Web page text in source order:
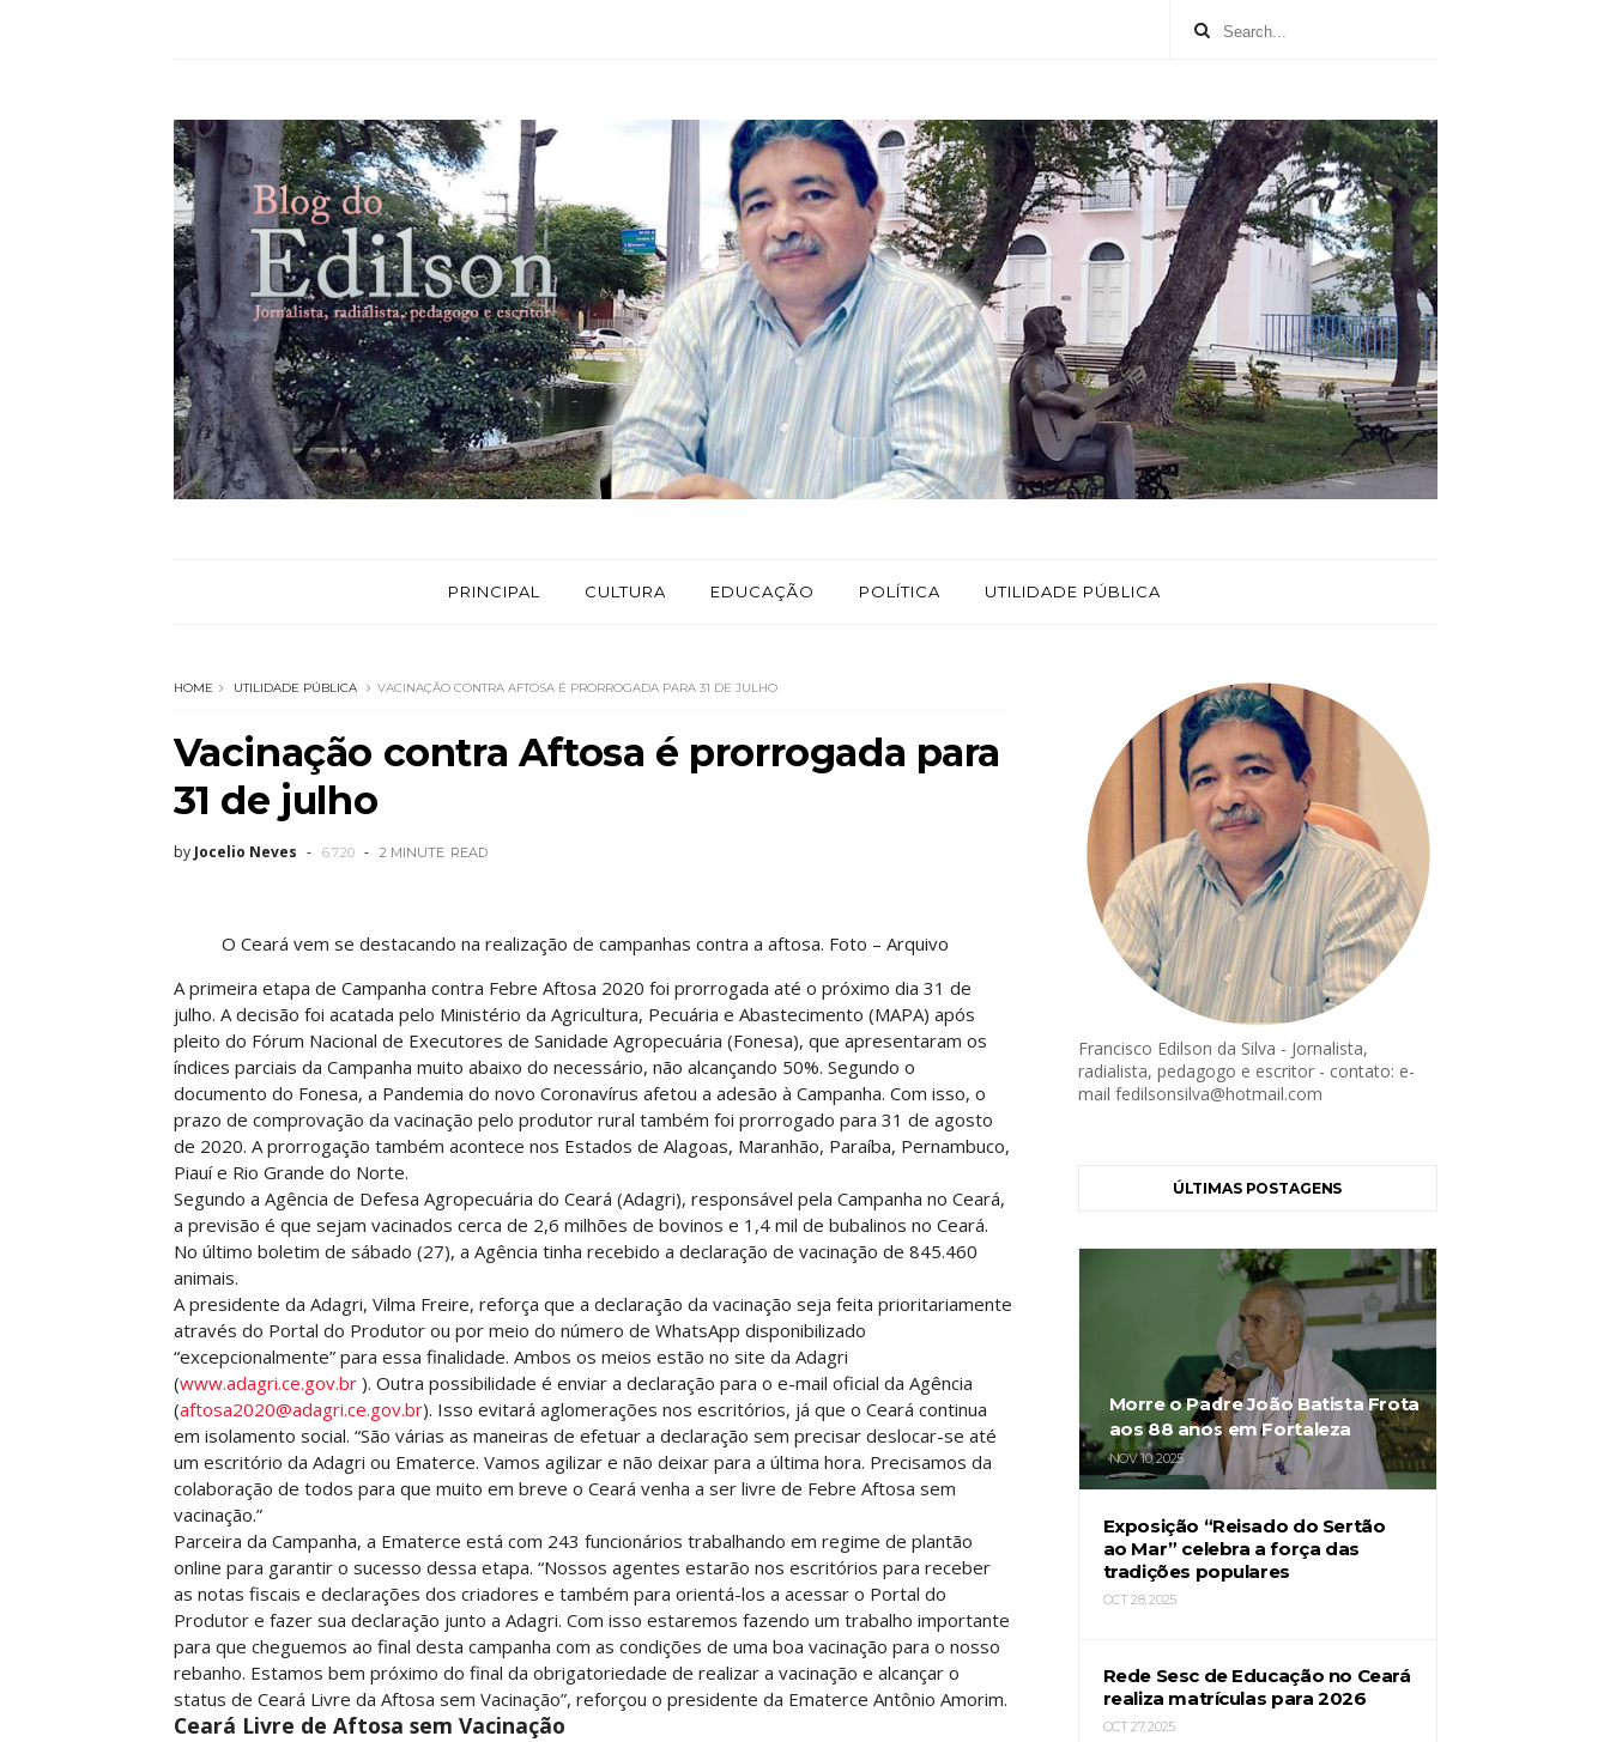
PRINCIPAL CULTURA EDUCAÇÃO POLÍTICA UTILIDADE PÚBLICA
HOME UTILIDADE PÚBLICA VACINAÇÃO CONTRA AFTOSA É PRORROGADA PARA 31 DE JULHO
Vacinação contra Aftosa é prorrogada para
31 de julho
by Jocelio Neves 6.7.20 2 MINUTE READ
O Ceará vem se destacando na realização de campanhas contra a aftosa. Foto – Arquivo
A primeira etapa de Campanha contra Febre Aftosa 2020 foi prorrogada até o próximo dia 31 de
julho. A decisão foi acatada pelo Ministério da Agricultura, Pecuária e Abastecimento (MAPA) após
pleito do Fórum Nacional de Executores de Sanidade Agropecuária (Fonesa), que apresentaram os
índices parciais da Campanha muito abaixo do necessário, não alcançando 50%. Segundo o
documento do Fonesa, a Pandemia do novo Coronavírus afetou a adesão à Campanha. Com isso, o
prazo de comprovação da vacinação pelo produtor rural também foi prorrogado para 31 de agosto
de 2020. A prorrogação também acontece nos Estados de Alagoas, Maranhão, Paraíba, Pernambuco,
Piauí e Rio Grande do Norte.
Segundo a Agência de Defesa Agropecuária do Ceará (Adagri), responsável pela Campanha no Ceará,
a previsão é que sejam vacinados cerca de 2,6 milhões de bovinos e 1,4 mil de bubalinos no Ceará.
No último boletim de sábado (27), a Agência tinha recebido a declaração de vacinação de 845.460
animais.
A presidente da Adagri, Vilma Freire, reforça que a declaração da vacinação seja feita prioritariamente
através do Portal do Produtor ou por meio do número de WhatsApp disponibilizado
“excepcionalmente” para essa finalidade. Ambos os meios estão no site da Adagri
(www.adagri.ce.gov.br). Outra possibilidade é enviar a declaração para o e-mail oficial da Agência
(aftosa2020@adagri.ce.gov.br). Isso evitará aglomerações nos escritórios, já que o Ceará continua
em isolamento social. “São várias as maneiras de efetuar a declaração sem precisar deslocar-se até
um escritório da Adagri ou Ematerce. Vamos agilizar e não deixar para a última hora. Precisamos da
colaboração de todos para que muito em breve o Ceará venha a ser livre de Febre Aftosa sem
vacinação.”
Parceira da Campanha, a Ematerce está com 243 funcionários trabalhando em regime de plantão
online para garantir o sucesso dessa etapa. “Nossos agentes estarão nos escritórios para receber
as notas fiscais e declarações dos criadores e também para orientá-los a acessar o Portal do
Produtor e fazer sua declaração junto a Adagri. Com isso estaremos fazendo um trabalho importante
para que cheguemos ao final desta campanha com as condições de uma boa vacinação para o nosso
rebanho. Estamos bem próximo do final da obrigatoriedade de realizar a vacinação e alcançar o
status de Ceará Livre da Aftosa sem Vacinação”, reforçou o presidente da Ematerce Antônio Amorim.
Ceará Livre de Aftosa sem Vacinação
Francisco Edilson da Silva - Jornalista,
radialista, pedagogo e escritor - contato: e-
mail fedilsonsilva@hotmail.com
ÚLTIMAS POSTAGENS
Morre o Padre João Batista Frota
aos 88 anos em Fortaleza
NOV 10, 2025
Exposição “Reisado do Sertão
ao Mar” celebra a força das
tradições populares
OCT 28, 2025
Rede Sesc de Educação no Ceará
realiza matrículas para 2026
OCT 27, 2025